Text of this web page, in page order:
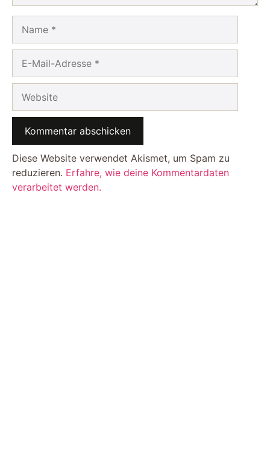
Mail-
Adresse
Diese Website verwendet Akismet, um Spam zu
reduzieren. Erfahre, wie deine Kommentardaten
verarbeitet werden.